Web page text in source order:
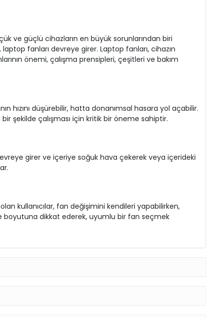
ve güçlü cihazların en büyük sorunlarından biri
fanları devreye girer. Laptop fanları, cihazın
önemi, çalışma prensipleri, çeşitleri ve bakım
hızını düşürebilir, hatta donanımsal hasara yol açabilir.
bir şekilde çalışması için kritik bir öneme sahiptir.
girer ve içeriye soğuk hava çekerek veya içerideki
kullanıcılar, fan değişimini kendileri yapabilirken,
boyutuna dikkat ederek, uyumlu bir fan seçmek